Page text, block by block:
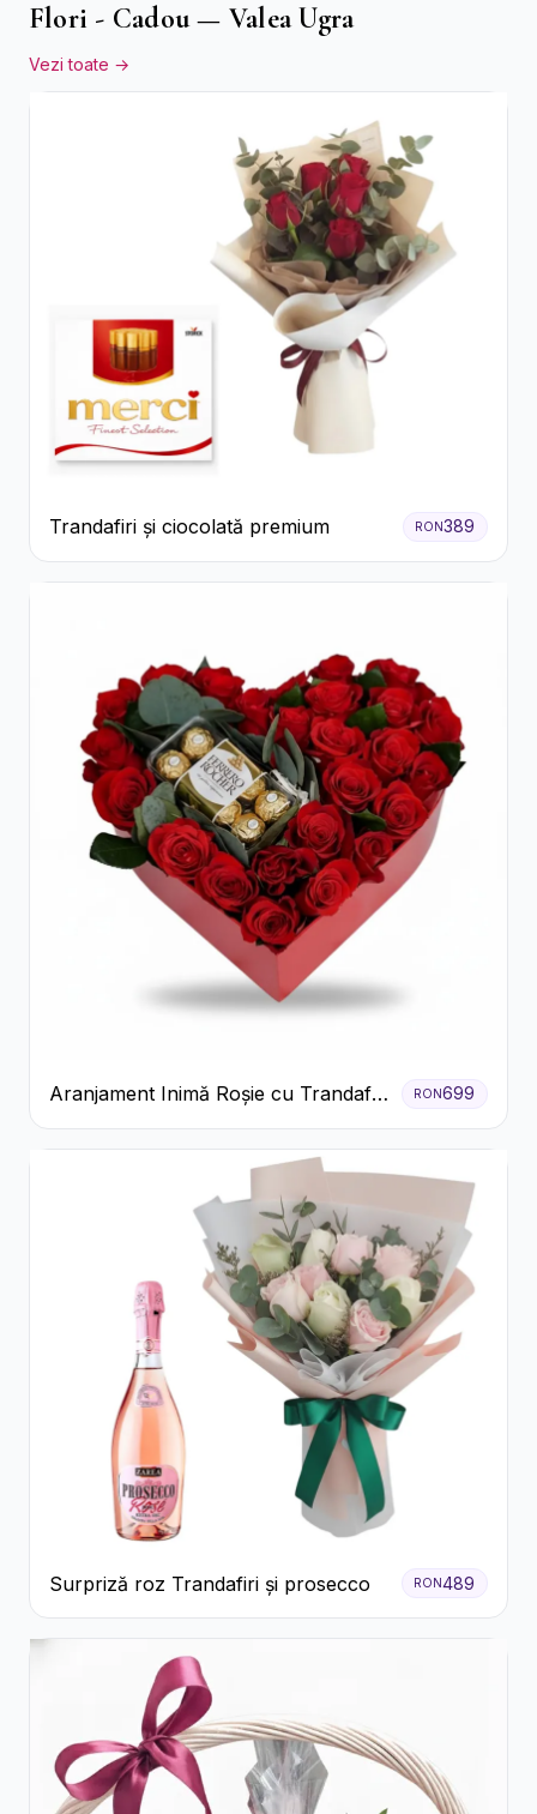
Flori - Cadou — Valea Ugra
Vezi toate →
Trandafiri și ciocolată premium RON389
Aranjament Inimă Roșie cu Trandafiri
și Ferrero Rocher Premium
RON699
Surpriză roz Trandafiri și prosecco RON489